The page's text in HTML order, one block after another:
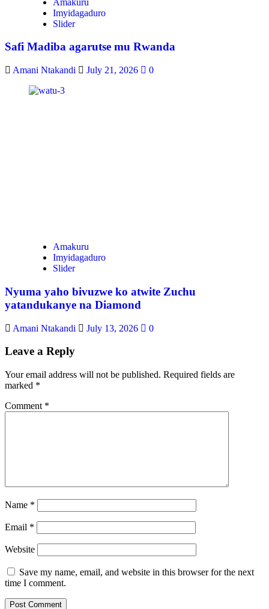
Imyidagaduro
Slider
Safi Madiba agarutse mu Rwanda
Amani Ntakandi July 21, 2026 0
Amakuru
Imyidagaduro
Slider
Nyuma yaho bivuzwe ko atwite Zuchu
yatandukanye na Diamond
Amani Ntakandi July 13, 2026 0
Leave a Reply
Your email address will not be published. Required fields are
marked *
Comment *
Name *
Email *
Website
Save my name, email, and website in this browser for the next
time I comment.